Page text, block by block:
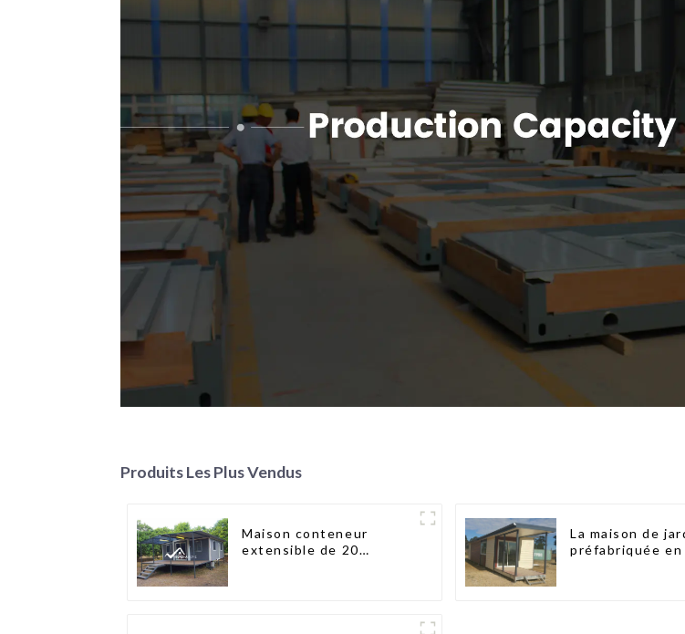
Produits Les Plus Vendus
Maison conteneur
extensible de 20
La maison de
préfabriquée